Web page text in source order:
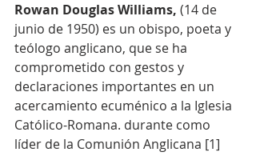
Rowan Douglas Williams, (14 de
junio de 1950) es un obispo, poeta y
teólogo anglicano, que se ha
comprometido con gestos y
declaraciones importantes en un
acercamiento ecuménico a la Iglesia
Católico-Romana. durante como
líder de la Comunión Anglicana [1]